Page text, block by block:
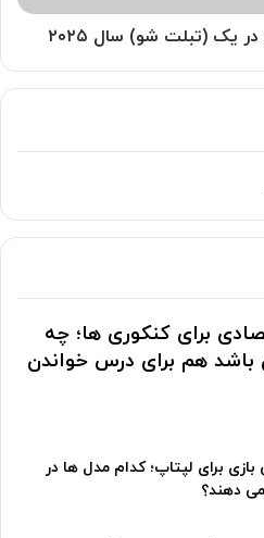
یک (تبلت شو) سال ۲۰۲۵
برای کنکوری ها؛ چه
باشد هم برای درس خواندن
برای لپتاپ؛ کدام مدل ها در